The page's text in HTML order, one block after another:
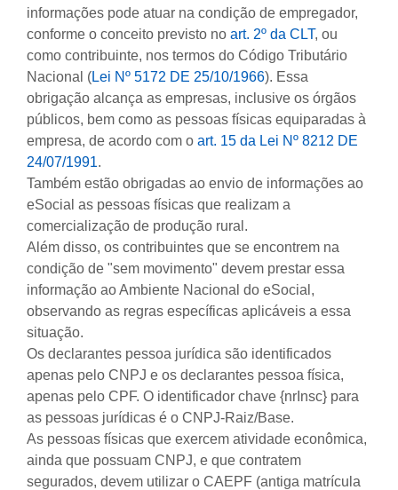
informações pode atuar na condição de empregador,
conforme o conceito previsto no art. 2º da CLT, ou
como contribuinte, nos termos do Código Tributário
Nacional (Lei Nº 5172 DE 25/10/1966). Essa
obrigação alcança as empresas, inclusive os órgãos
públicos, bem como as pessoas físicas equiparadas à
empresa, de acordo com o art. 15 da Lei Nº 8212 DE
24/07/1991.
Também estão obrigadas ao envio de informações ao
eSocial as pessoas físicas que realizam a
comercialização de produção rural.
Além disso, os contribuintes que se encontrem na
condição de "sem movimento" devem prestar essa
informação ao Ambiente Nacional do eSocial,
observando as regras específicas aplicáveis a essa
situação.
Os declarantes pessoa jurídica são identificados
apenas pelo CNPJ e os declarantes pessoa física,
apenas pelo CPF. O identificador chave {nrInsc} para
as pessoas jurídicas é o CNPJ-Raiz/Base.
As pessoas físicas que exercem atividade econômica,
ainda que possuam CNPJ, e que contratem
segurados, devem utilizar o CAEPF (antiga matrícula